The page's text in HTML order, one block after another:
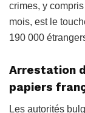
crimes, y
mois, est le
190 000
Arrestation
papiers
Les autorités